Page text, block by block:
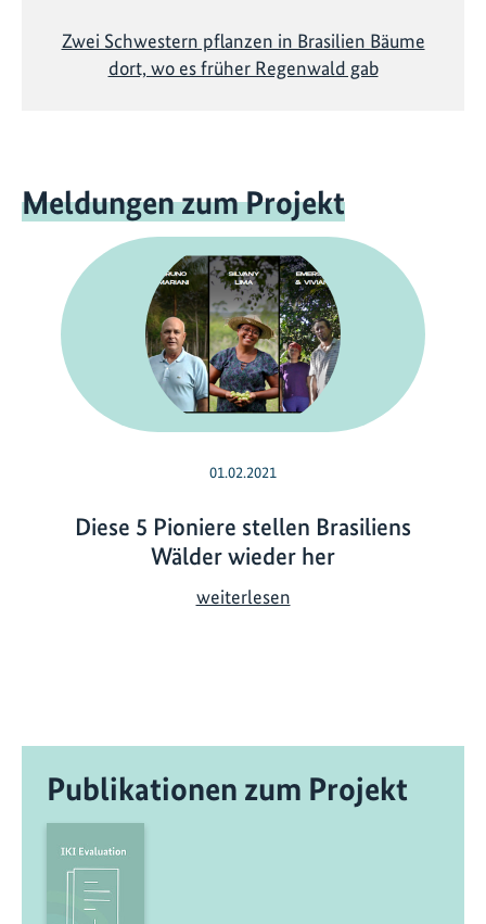
Zwei Schwestern pflanzen in Brasilien Bäume
dort, wo es früher Regenwald gab
Meldungen zum Projekt
01.02.2021
Diese 5 Pioniere stellen Brasiliens
Wälder wieder her
weiterlesenD
i
Publikationen zum Projekt